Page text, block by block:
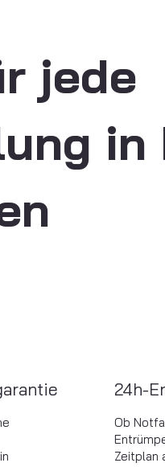
jede
in
24h-
Ob
Zeitplan